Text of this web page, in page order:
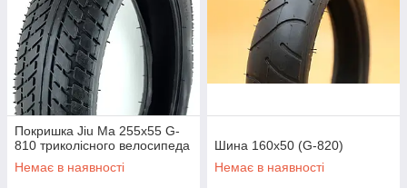
Покришка Jiu Ma 255х55 G-
810 триколісного велосипеда
Немає в наявності
Шина 160x50 (G-820)
Немає в наявності